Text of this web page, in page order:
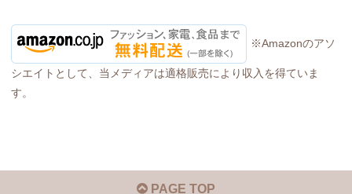
※Amazonのアソ
シエイトとして、当メディアは適格販売により収入を得ていま
す。
PAGE TOP